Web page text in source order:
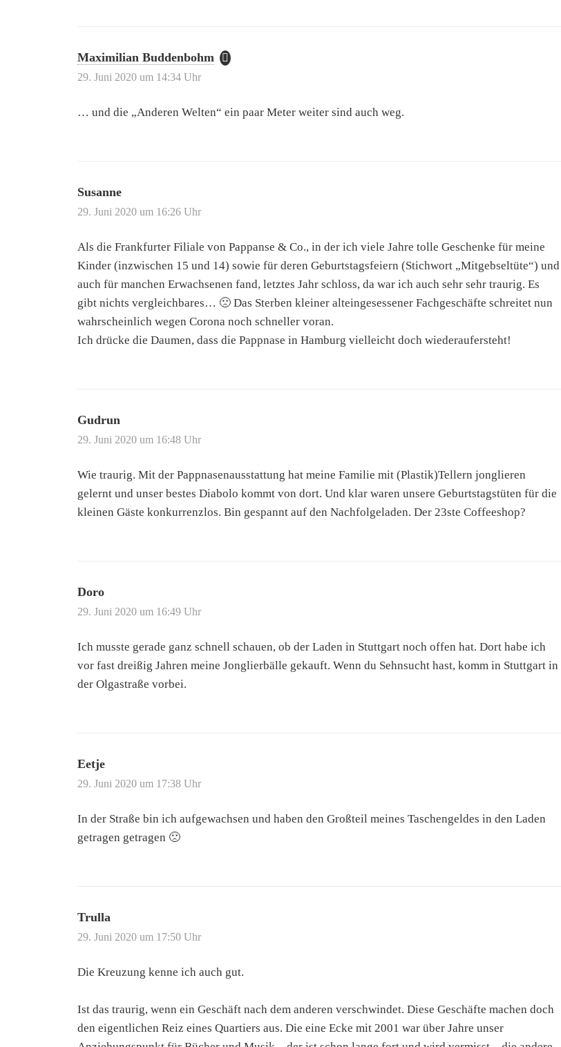
Maximilian Buddenbohm
29. Juni 2020 um 14:34 Uhr
… und die „Anderen Welten“ ein paar Meter weiter sind auch weg.
Susanne
29. Juni 2020 um 16:26 Uhr
Als die Frankfurter Filiale von Pappanse & Co., in der ich viele Jahre tolle Geschenke für meine
Kinder (inzwischen 15 und 14) sowie für deren Geburtstagsfeiern (Stichwort „Mitgebseltüte“) und
auch für manchen Erwachsenen fand, letztes Jahr schloss, da war ich auch sehr sehr traurig. Es
gibt nichts vergleichbares… 🙁 Das Sterben kleiner alteingesessener Fachgeschäfte schreitet nun
wahrscheinlich wegen Corona noch schneller voran.
Ich drücke die Daumen, dass die Pappnase in Hamburg vielleicht doch wiederaufersteht!
Gudrun
29. Juni 2020 um 16:48 Uhr
Wie traurig. Mit der Pappnasenausstattung hat meine Familie mit (Plastik)Tellern jonglieren
gelernt und unser bestes Diabolo kommt von dort. Und klar waren unsere Geburtstagstüten für die
kleinen Gäste konkurrenzlos. Bin gespannt auf den Nachfolgeladen. Der 23ste Coffeeshop?
Doro
29. Juni 2020 um 16:49 Uhr
Ich musste gerade ganz schnell schauen, ob der Laden in Stuttgart noch offen hat. Dort habe ich
vor fast dreißig Jahren meine Jonglierbälle gekauft. Wenn du Sehnsucht hast, komm in Stuttgart in
der Olgastraße vorbei.
Eetje
29. Juni 2020 um 17:38 Uhr
In der Straße bin ich aufgewachsen und haben den Großteil meines Taschengeldes in den Laden
getragen getragen 🙁
Trulla
29. Juni 2020 um 17:50 Uhr
Die Kreuzung kenne ich auch gut.
Ist das traurig, wenn ein Geschäft nach dem anderen verschwindet. Diese Geschäfte machen doch
den eigentlichen Reiz eines Quartiers aus. Die eine Ecke mit 2001 war über Jahre unser